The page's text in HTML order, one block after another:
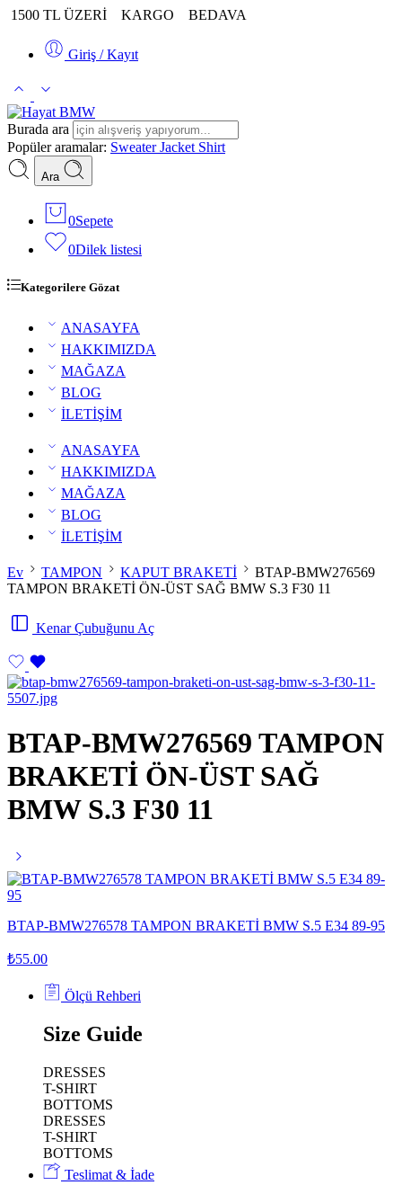
1500 TL ÜZERİ KARGO BEDAVA
Giriş / Kayıt
Burada ara
Popüler aramalar: SweaterJacket Shirt
Ara
0Sepete
0Dilek listesi
Kategorilere Gözat
ANASAYFA
HAKKIMIZDA
MAĞAZA
BLOG
İLETİŞİM
ANASAYFA
HAKKIMIZDA
MAĞAZA
BLOG
İLETİŞİM
Ev TAMPON KAPUT BRAKETİ
BTAP-BMW276569
TAMPON BRAKETİ ÖN-ÜST SAĞ BMW S.3 F30 11
Kenar Çubuğunu Aç
BTAP-BMW276569 TAMPON
BRAKETİ ÖN-ÜST SAĞ
BMW S.3 F30 11
BTAP-BMW276578 TAMPON BRAKETİ BMW S.5 E34 89-95
₺55.00
Ölçü Rehberi
Size Guide
DRESSES
T-SHIRT
BOTTOMS
DRESSES
T-SHIRT
BOTTOMS
Teslimat & İade